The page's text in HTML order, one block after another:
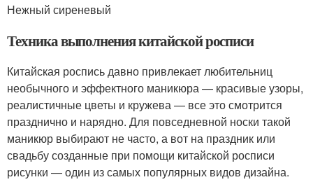
Нежный сиреневый
Техника выполнения китайской росписи
Китайская роспись давно привлекает любительниц
необычного и эффектного маникюра — красивые узоры,
реалистичные цветы и кружева — все это смотрится
празднично и нарядно. Для повседневной носки такой
маникюр выбирают не часто, а вот на праздник или
свадьбу созданные при помощи китайской росписи
рисунки — один из самых популярных видов дизайна.